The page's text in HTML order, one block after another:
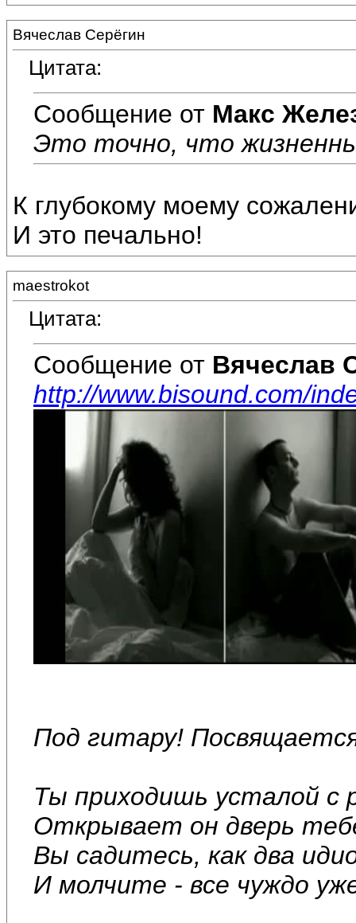
Вячеслав Серёгин
Цитата:
Сообщение от Макс
Это точно, что
К глубокому моему
И это печально!
maestrokot
Цитата:
Сообщение от Вячеслав
http://www.bisound.com/
Под гитару!
Ты приходишь усталой с
Открывает он дверь
Вы садитесь, как два
И молчите - все чуждо